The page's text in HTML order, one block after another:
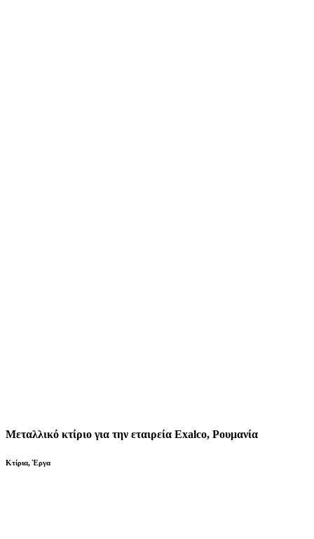
Μεταλλικό κτίριο για την εταιρεία Exalco, Ρουμανία
Κτίρια,Έργα